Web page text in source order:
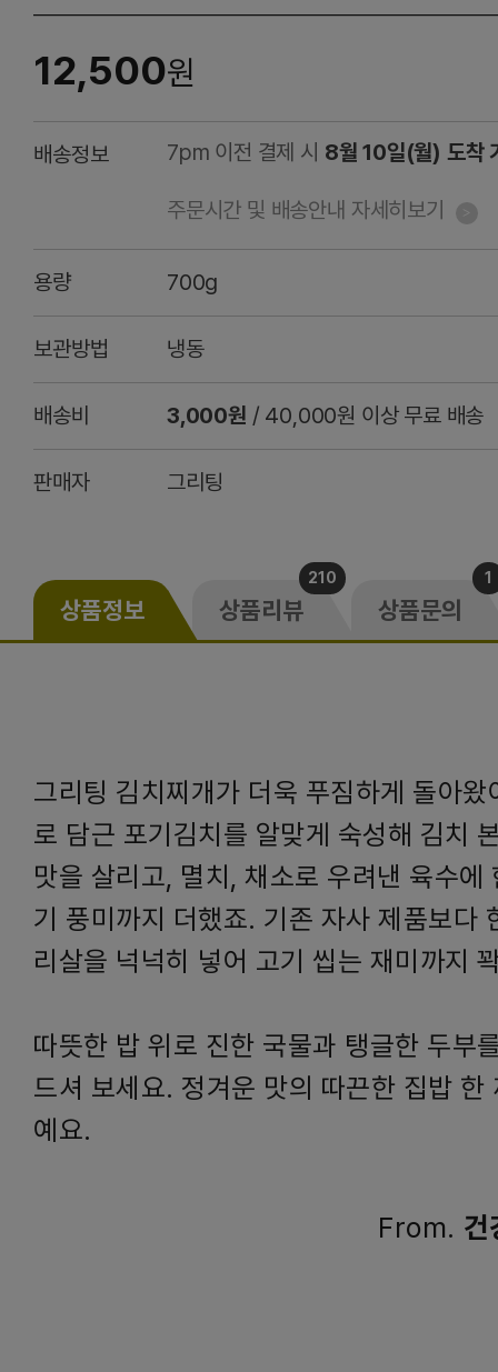
12,500원
배송정보 7pm 이전 결제 시 8월 10일(월) 도착
주문시간 및 배송안내 자세히보기
용량 700g
보관방법 냉동
배송비 3,000원 / 40,000원 이상 무료 배송
판매자 그리팅
상품정보 상품리뷰
210
상품문의
1
그리팅 김치찌개가 더욱 푸짐하게 돌아
로 담근 포기김치를 알맞게 숙성해 김치
맛을 살리고, 멸치, 채소로 우려낸 육수에
기 풍미까지 더했죠. 기존 자사 제품보다
리살을 넉넉히 넣어 고기 씹는 재미까지
따뜻한 밥 위로 진한 국물과 탱글한 두부
드셔 보세요. 정겨운 맛의 따끈한 집밥 한
예요.
From. 건